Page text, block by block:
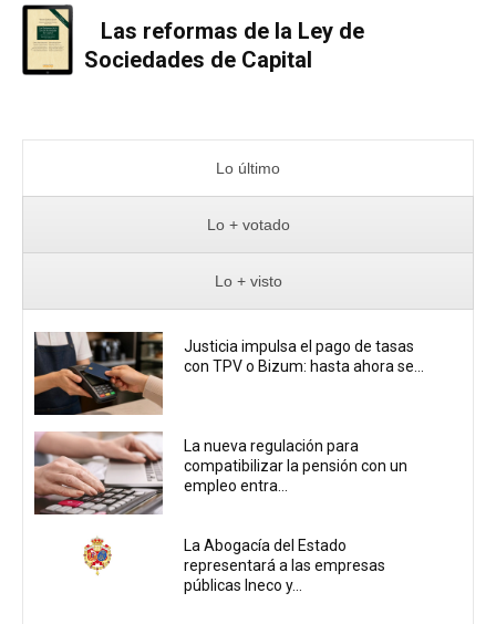
Las reformas de la Ley de
Sociedades de Capital
Lo último
Lo + votado
Lo + visto
Justicia impulsa el pago de tasas
con TPV o Bizum: hasta ahora se...
La nueva regulación para
compatibilizar la pensión con un
empleo entra...
La Abogacía del Estado
representará a las empresas
públicas Ineco y...